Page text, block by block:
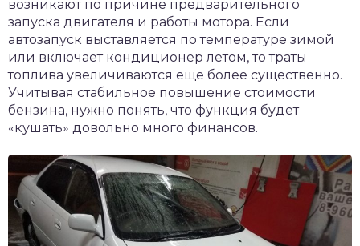
возникают по причине предварительного
запуска двигателя и работы мотора. Если
автозапуск выставляется по температуре зимой
или включает кондиционер летом, то траты
топлива увеличиваются еще более существенно.
Учитывая стабильное повышение стоимости
бензина, нужно понять, что функция будет
«кушать» довольно много финансов.